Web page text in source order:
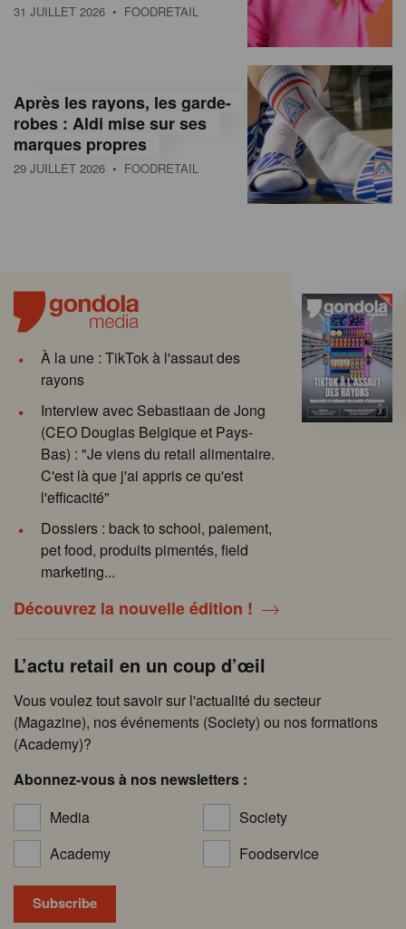
31 JUILLET 2026 • FOODRETAIL
Après les rayons, les garde-
robes : Aldi mise sur ses
marques propres
29 JUILLET 2026 • FOODRETAIL
À la une : TikTok à l'assaut des
rayons
Interview avec Sebastiaan de Jong
(CEO Douglas Belgique et Pays-
Bas) : "Je viens du retail alimentaire.
C'est là que j'ai appris ce qu'est
l'efficacité"
Dossiers : back to school, paiement,
pet food, produits pimentés, field
marketing...
Découvrez la nouvelle édition !
L’actu retail en un coup d’œil
Vous voulez tout savoir sur l'actualité du secteur
(Magazine), nos événements (Society) ou nos formations
(Academy)?
Abonnez-vous à nos newsletters :
Media
Society
Academy
Foodservice